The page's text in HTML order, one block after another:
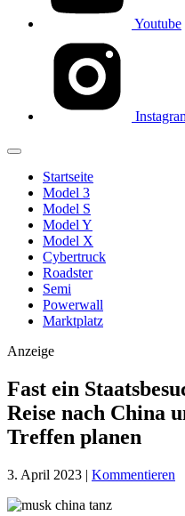
Youtube
Startseite
Model 3
Model S
Model Y
Model X
Cybertruck
Roadster
Semi
Powerwall
Marktplatz
Anzeige
Fast ein
Reise nach China
Treffen planen
3. April 2023 | Kommentieren